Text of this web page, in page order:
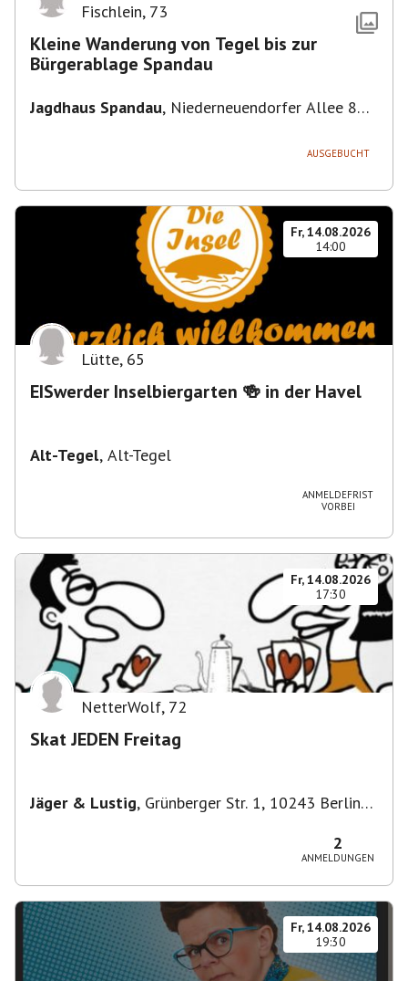
Fischlein, 73
Kleine Wanderung von Tegel bis zur
Bürgerablage Spandau
Jagdhaus Spandau, Niederneuendorfer Allee 80,
AUSGEBUCHT
Fr, 14.08.2026
14:00
Lütte, 65
EISwerder Inselbiergarten 🍻 in der Havel
Alt-Tegel, Alt-Tegel
ANMELDEFRIST
VORBEI
Fr, 14.08.2026
17:30
NetterWolf, 72
Skat JEDEN Freitag
Jäger & Lustig, Grünberger Str. 1, 10243 Berlin-
2
ANMELDUNGEN
Fr, 14.08.2026
19:30